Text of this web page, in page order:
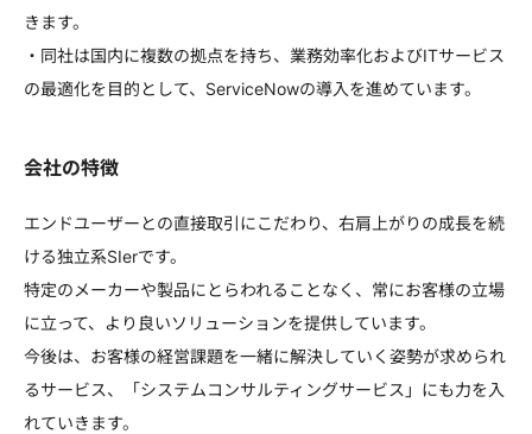
きます。
・同社は国内に複数の拠点を持ち、業務効率化およびITサービス
の最適化を目的として、ServiceNowの導入を進めています。
会社の特徴
エンドユーザーとの直接取引にこだわり、右肩上がりの成長を続
ける独立系SIerです。
特定のメーカーや製品にとらわれることなく、常にお客様の立場
に立って、より良いソリューションを提供しています。
今後は、お客様の経営課題を一緒に解決していく姿勢が求められ
るサービス、「システムコンサルティングサービス」にも力を入
れていきます。